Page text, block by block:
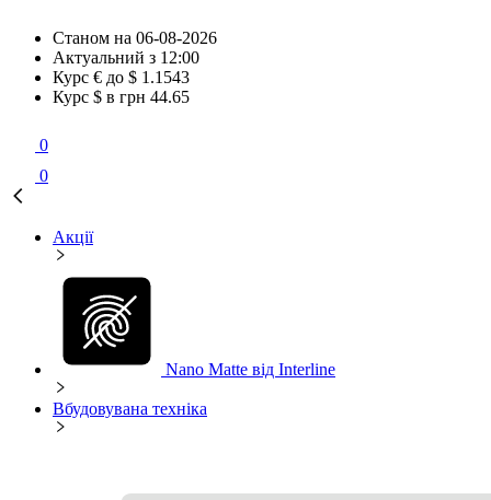
Станом на 06-08-2026
Актуальний з 12:00
Курс € до $ 1.1543
Курс $ в грн 44.65
0
0
Акції
Nano Matte від Interline
Вбудовувана техніка